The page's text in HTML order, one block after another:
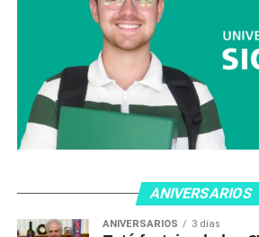
ANIVERSARIOS
ANIVERSARIOS 3 días